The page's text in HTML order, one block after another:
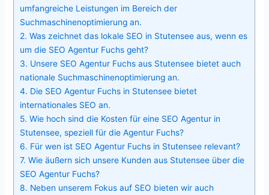
umfangreiche Leistungen im Bereich der
Suchmaschinenoptimierung an.
2. Was zeichnet das lokale SEO in Stutensee aus, wenn es
um die SEO Agentur Fuchs geht?
3. Unsere SEO Agentur Fuchs aus Stutensee bietet auch
nationale Suchmaschinenoptimierung an.
4. Die SEO Agentur Fuchs in Stutensee bietet
internationales SEO an.
5. Wie hoch sind die Kosten für eine SEO Agentur in
Stutensee, speziell für die Agentur Fuchs?
6. Für wen ist SEO Agentur Fuchs in Stutensee relevant?
7. Wie äußern sich unsere Kunden aus Stutensee über die
SEO Agentur Fuchs?
8. Neben unserem Fokus auf SEO bieten wir auch